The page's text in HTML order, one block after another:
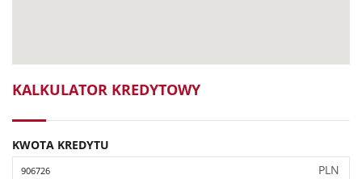
KALKULATOR KREDYTOWY
KWOTA KREDYTU
PLN